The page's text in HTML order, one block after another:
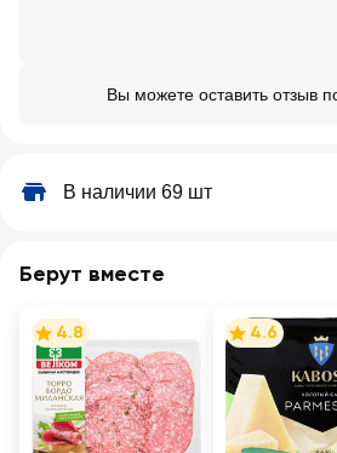
Вы можете оставить отзыв
В наличии 69 шт
Берут вместе
4.8 4.6